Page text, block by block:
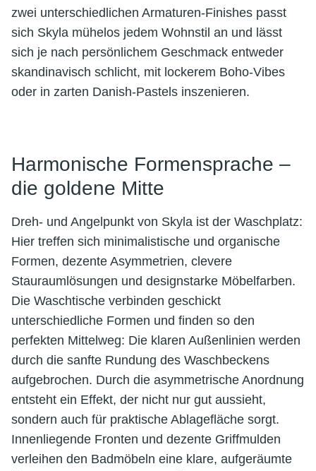
zwei unterschiedlichen Armaturen-Finishes passt
sich Skyla mühelos jedem Wohnstil an und lässt
sich je nach persönlichem Geschmack entweder
skandinavisch schlicht, mit lockerem Boho-Vibes
oder in zarten Danish-Pastels inszenieren.
Harmonische Formensprache –
die goldene Mitte
Dreh- und Angelpunkt von Skyla ist der Waschplatz:
Hier treffen sich minimalistische und organische
Formen, dezente Asymmetrien, clevere
Stauraumlösungen und designstarke Möbelfarben.
Die Waschtische verbinden geschickt
unterschiedliche Formen und finden so den
perfekten Mittelweg: Die klaren Außenlinien werden
durch die sanfte Rundung des Waschbeckens
aufgebrochen. Durch die asymmetrische Anordnung
entsteht ein Effekt, der nicht nur gut aussieht,
sondern auch für praktische Ablagefläche sorgt.
Innenliegende Fronten und dezente Griffmulden
verleihen den Badmöbeln eine klare, aufgeräumte